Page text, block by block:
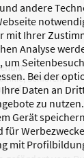
andere
Ihrer
Analyse
um
Bei der
Daten an
zu
Gerät
mit